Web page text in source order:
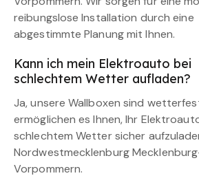
reibungslose Installation durch eine
abgestimmte Planung mit Ihnen.
Kann ich mein Elektroauto bei
schlechtem Wetter aufladen?
Ja, unsere Wallboxen sind
ermöglichen es Ihnen, Ihr
schlechtem Wetter sicher
Nordwestmecklenburg
Vorpommern.